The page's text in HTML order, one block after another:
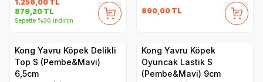
1.256,00 TL
879,20 TL
Sepette %30 indirim
890,00 TL
Kong Yavru Köpek Delikli
Top S (Pembe&Mavi)
6,5cm
Kong Yavru Köpek
Oyuncak Lastik S
(Pembe&Mavi) 9cm